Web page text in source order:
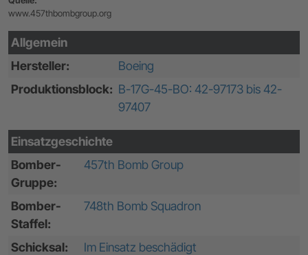
www.457thbombgroup.org
Allgemein
Hersteller:
Boeing
Produktionsblock: B-17G-45-BO: 42-97173 bis 42-
97407
Einsatzgeschichte
Bomber-
Gruppe:
457th Bomb Group
Bomber-
Staffel:
748th Bomb Squadron
Schicksal:
Im Einsatz beschädigt